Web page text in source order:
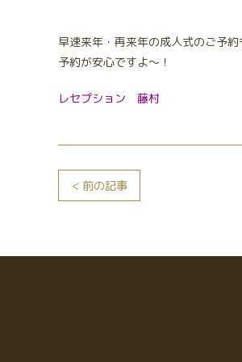
早速来年・再来年の成人式のご予
予約が安心ですよ～！
レセプション 藤村
< 前の記事